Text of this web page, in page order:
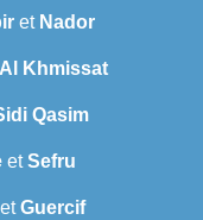
et Nador
Al Khmissat
Qasim
etSefru
Guercif